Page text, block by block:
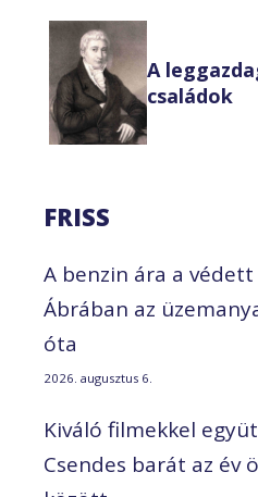
A
családok
FRISS
A benzin ára a
Ábrában az
óta
2026. augusztus 6.
Kiváló filmekkel
Csendes barát az év